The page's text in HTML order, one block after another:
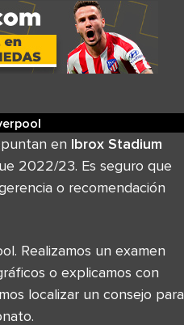
en Ibrox Stadium
2022/23. Es seguro que
o recomendación
Realizamos un examen
o explicamos con
localizar un consejo para